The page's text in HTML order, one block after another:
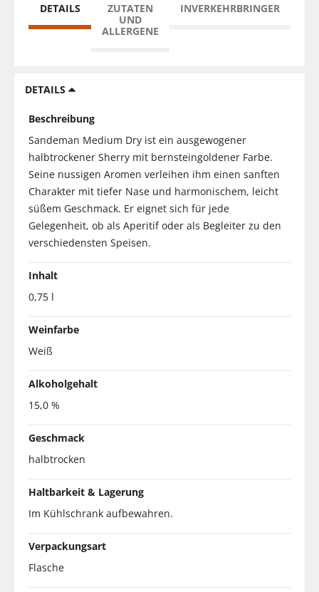
DETAILS
ZUTATEN
UND
ALLERGENE
INVERKEHRBRINGER
DETAILS
Beschreibung
Sandeman Medium Dry ist ein ausgewogener
halbtrockener Sherry mit bernsteingoldener Farbe.
Seine nussigen Aromen verleihen ihm einen sanften
Charakter mit tiefer Nase und harmonischem, leicht
süßem Geschmack. Er eignet sich für jede
Gelegenheit, ob als Aperitif oder als Begleiter zu den
verschiedensten Speisen.
Inhalt
0,75 l
Weinfarbe
Weiß
Alkoholgehalt
15,0 %
Geschmack
halbtrocken
Haltbarkeit & Lagerung
Im Kühlschrank aufbewahren.
Verpackungsart
Flasche